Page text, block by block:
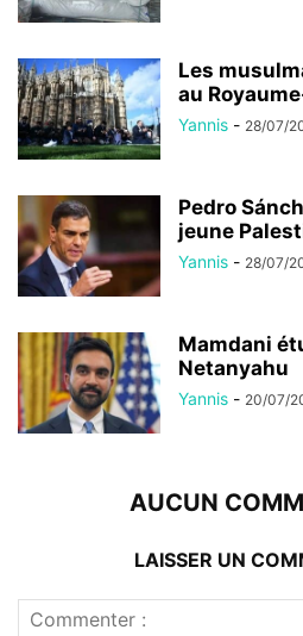
Les
au
Yannis - 28/07/
Pedro
jeune
Yannis - 28/07/
Mamdani
Netanyahu
Yannis - 20/07/
AUCUN
LAISSER UN